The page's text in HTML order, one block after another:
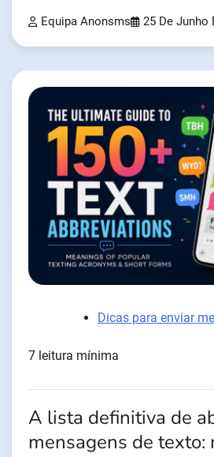
Equipa Anonsms 25 De Junho
Dicas para enviar
7 leitura mínima
A lista definitiva de
mensagens de texto: